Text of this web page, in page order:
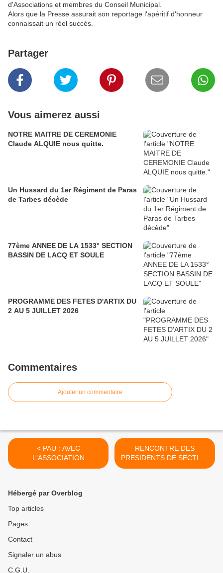
d'Associations et membres du Conseil Municipal.
Alors que la Presse assurait son reportage l'apéritif d'honneur
connaissait un réel succès.
Partager
Vous aimerez aussi
NOTRE MAITRE DE CEREMONIE
Claude ALQUIE nous quitte.
Un Hussard du 1er Régiment de Paras
de Tarbes décède
77ème ANNEE DE LA 1533° SECTION
BASSIN DE LACQ ET SOULE
PROGRAMME DES FETES D'ARTIX DU
2 AU 5 JUILLET 2026
Commentaires
Ajouter un commentaire
< PAU : AVEC
L'ASSOCIATION
NOUVELLE DES ANCIENS
RENCONTRE DES
PRESIDENTS DE SECTION
DES PYRENEES
Hébergé par Overblog
Top articles
Pages
Contact
Signaler un abus
C.G.U.